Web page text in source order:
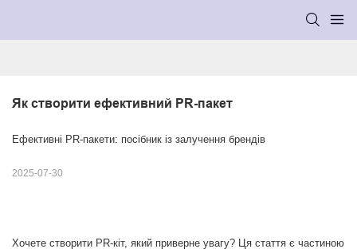
Як створити ефективний PR-пакет
Ефективні PR-пакети: посібник із залучення брендів
2025-07-30
Хочете створити PR-кіт, який приверне увагу? Ця стаття є частиною